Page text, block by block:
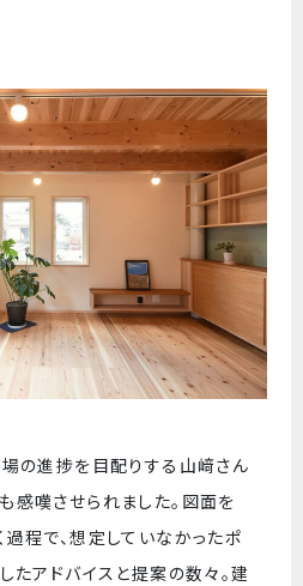
場の進捗を目配りする山﨑さん
感嘆させられました。図面を
程で、想定していなかったポ
たアドバイスと提案の数々。建